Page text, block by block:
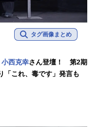
タグ画像まとめ
小西克幸さん登壇！ 第2期
「これ、毒です」発言も